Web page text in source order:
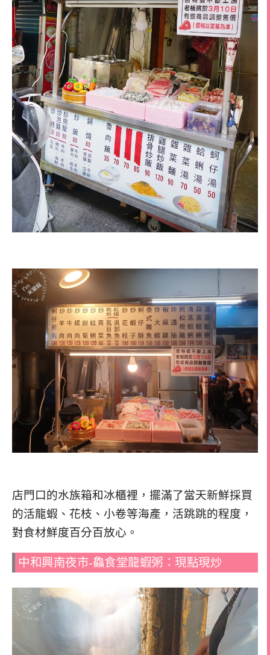
店門口的水族箱和冰櫃裡，擺滿了當天新鮮採買
的活龍蝦、花枝、小卷等海產，活跳跳的程度，
對食材鮮度百分百放心。
中和興南夜市-鱻食堂龍蝦粥：現點現炒